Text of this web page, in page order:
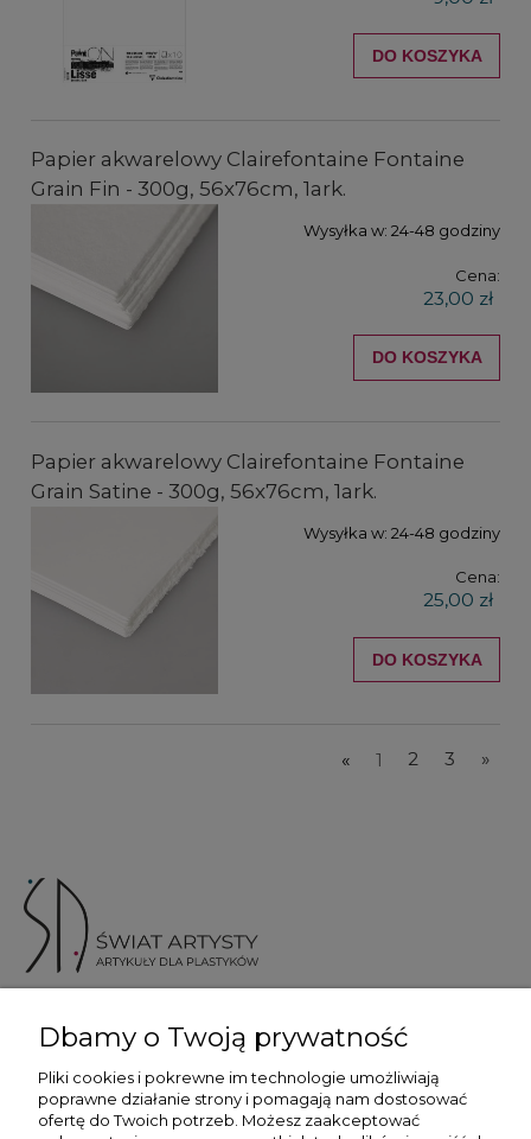
DO KOSZYKA
Papier akwarelowy Clairefontaine Fontaine
Grain Fin - 300g, 56x76cm, 1ark.
Wysyłka w: 24-48 godziny
Cena:
23,00 zł
DO KOSZYKA
Papier akwarelowy Clairefontaine Fontaine
Grain Satine - 300g, 56x76cm, 1ark.
Wysyłka w: 24-48 godziny
Cena:
25,00 zł
DO KOSZYKA
« 1 2 3 »
Więcej informacji
Dbamy o Twoją prywatność
Pliki cookies i pokrewne im technologie umożliwiają
poprawne działanie strony i pomagają nam dostosować
ofertę do Twoich potrzeb. Możesz zaakceptować